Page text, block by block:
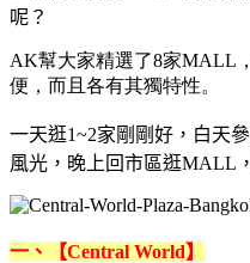
呢？
AK幫大家精選了8家MALL
便，而且各有其獨特性。
一天逛1~2家剛剛好，白天
風光，晚上回市區逛MALL
一、【Central World】